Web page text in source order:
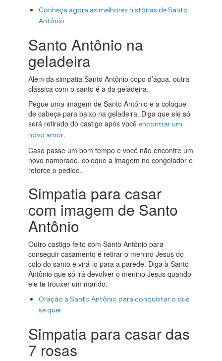
Conheça agora as melhores histórias de Santo
Antônio
Santo Antônio na
geladeira
Além da simpatia Santo Antônio copo d’água, outra
clássica com o santo é a da geladeira.
Pegue uma imagem de Santo Antônio e a coloque
de cabeça para baixo na geladeira. Diga que ele só
será retirado do castigo após vocêencontrar um
novo amor.
Caso passe um bom tempo e você não encontre um
novo namorado, coloque a imagem no congelador e
reforce o pedido.
Simpatia para casar
com imagem de Santo
Antônio
Outro castigo feito com Santo Antônio para
conseguir casamento é retirar o menino Jesus do
colo do santo e virá-lo para a parede. Diga à Santo
Antônio que só irá devolver o menino Jesus quando
ele te trouxer um marido.
Oração a Santo Antônio para conquistar o que
se quer
Simpatia para casar das
7 rosas